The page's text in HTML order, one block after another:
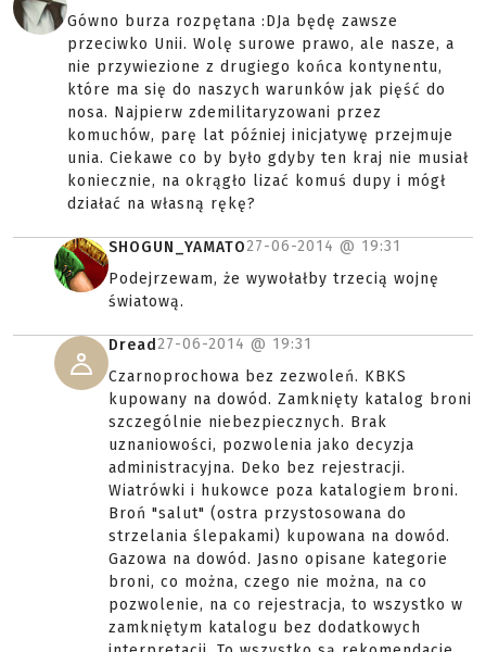
Gówno burza rozpętana :DJa będę zawsze
przeciwko Unii. Wolę surowe prawo, ale nasze, a
nie przywiezione z drugiego końca kontynentu,
które ma się do naszych warunków jak pięść do
nosa. Najpierw zdemilitaryzowani przez
komuchów, parę lat później inicjatywę przejmuje
unia. Ciekawe co by było gdyby ten kraj nie musiał
koniecznie, na okrągło lizać komuś dupy i mógł
działać na własną rękę?
SHOGUN_YAMATO27-06-2014 @ 19:31
Podejrzewam, że wywołałby trzecią wojnę
światową.
Dread27-06-2014 @ 19:31
Czarnoprochowa bez zezwoleń. KBKS
kupowany na dowód. Zamknięty katalog broni
szczególnie niebezpiecznych. Brak
uznaniowości, pozwolenia jako decyzja
administracyjna. Deko bez rejestracji.
Wiatrówki i hukowce poza katalogiem broni.
Broń "salut" (ostra przystosowana do
strzelania ślepakami) kupowana na dowód.
Gazowa na dowód. Jasno opisane kategorie
broni, co można, czego nie można, na co
pozwolenie, na co rejestracja, to wszystko w
zamkniętym katalogu bez dodatkowych